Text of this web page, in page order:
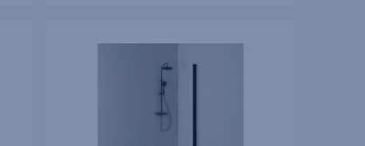
SVART MATT KLAR INTHT 67X198X3CM